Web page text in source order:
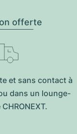
offerte
et sans contact à
dans un lounge-